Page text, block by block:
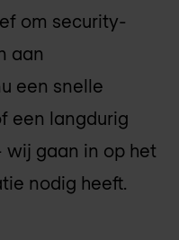
om security-
aan
een snelle
een langdurig
gaan in op het
nodig heeft.